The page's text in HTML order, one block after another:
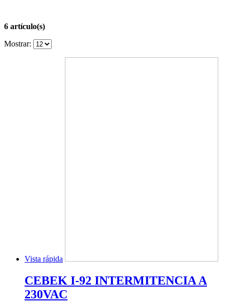
6 artículo(s)
Mostrar:
Vista rápida
CEBEK I-92 INTERMITENCIA A
230VAC